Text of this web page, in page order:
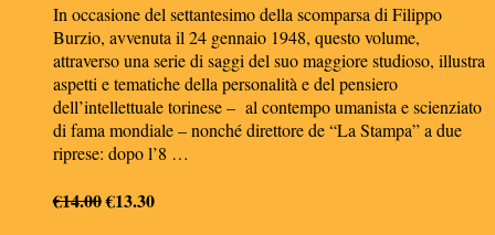
In occasione del settantesimo della scomparsa di Filippo
Burzio, avvenuta il 24 gennaio 1948, questo volume,
attraverso una serie di saggi del suo maggiore studioso, illustra
aspetti e tematiche della personalità e del pensiero
dell’intellettuale torinese – al contempo umanista e scienziato
di fama mondiale – nonché direttore de “La Stampa” a due
riprese: dopo l’8 …
€14.00Il
€13.30Il